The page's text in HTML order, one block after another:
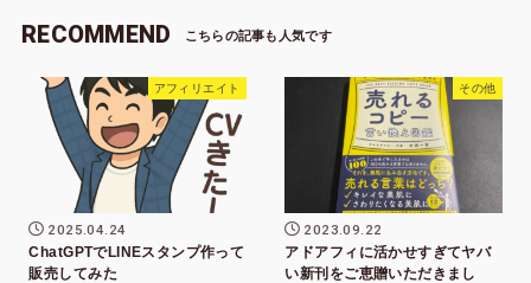
RECOMMEND
アフィリエイト
2025.04.24
ChatGPTでLINEスタンプ作って
販売してみた
その他
2023.09.22
アドアフィに活かせすぎてヤバ
い新刊をご恵贈いただきまし